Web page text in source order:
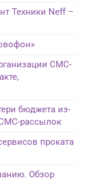
Техники Neff –
СМС-
бюджета из-
рассылок
проката
Обзор